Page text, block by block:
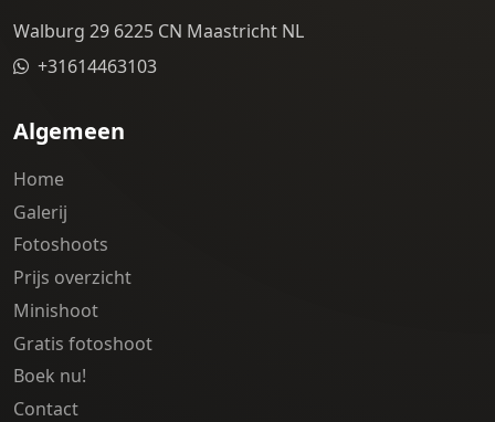
Walburg 29 6225 CN Maastricht NL
+31614463103
Algemeen
Home
Galerij
Fotoshoots
Prijs overzicht
Minishoot
Gratis fotoshoot
Boek nu!
Contact